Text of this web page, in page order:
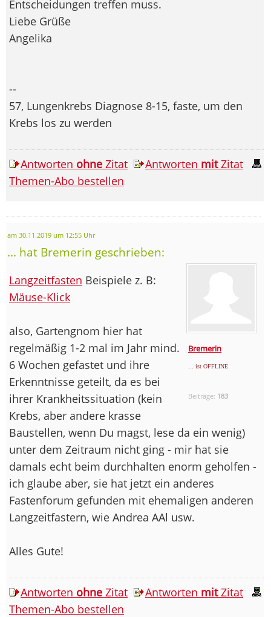
Entscheidungen treffen muss.
Liebe Grüße
Angelika
--
57, Lungenkrebs Diagnose 8-15, faste, um den
Krebs los zu werden
Antworten ohne Zitat Antworten mitZitat
Themen-Abo bestellen
am 30.11.2019 um 12:55 Uhr
... hat Bremerin geschrieben:
Bremerin
... ist OFFLINE
Beiträge: 183
Langzeitfasten Beispiele z. B:
Mäuse-Klick
also, Gartengnom hier hat
regelmäßig 1-2 mal im Jahr mind.
6 Wochen gefastet und ihre
Erkenntnisse geteilt, da es bei
ihrer Krankheitssituation (kein
Krebs, aber andere krasse
Baustellen, wenn Du magst, lese da ein wenig)
unter dem Zeitraum nicht ging - mir hat sie
damals echt beim durchhalten enorm geholfen -
ich glaube aber, sie hat jetzt ein anderes
Fastenforum gefunden mit ehemaligen anderen
Langzeitfastern, wie Andrea AAl usw.
Alles Gute!
Antworten ohne Zitat Antworten mitZitat
Themen-Abo bestellen